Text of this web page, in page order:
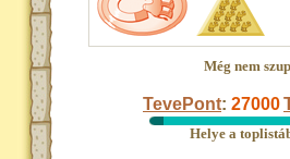
Még nem
TevePont: 27000
Helye a